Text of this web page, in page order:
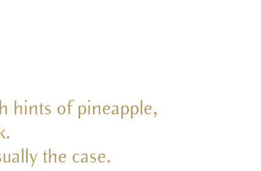
hints of pineapple,
the case.